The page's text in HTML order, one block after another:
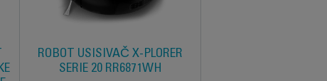
ROBOT USISIVAČ X-PLORER
SERIE 20 RR6871WH